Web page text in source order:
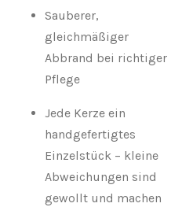
Sauberer,
gleichmäßiger
Abbrand bei richtiger
Pflege
Jede Kerze ein
handgefertigtes
Einzelstück – kleine
Abweichungen sind
gewollt und machen